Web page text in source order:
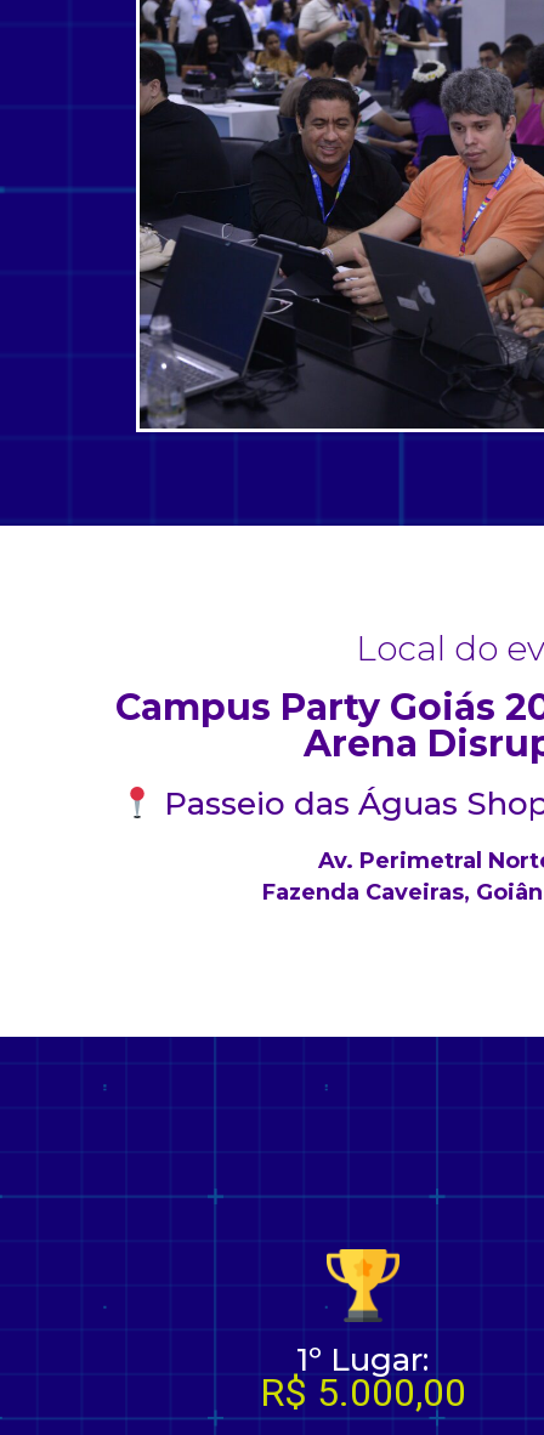
Local do
Campus Party Goiás
Arena
Passeio das Águas
Av. Perimetral
Fazenda Caveiras,
1º Lugar:
R$ 5.000,00